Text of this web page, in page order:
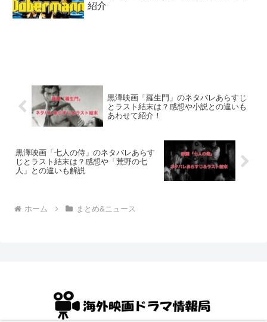
紹介
黒澤映画「羅生門」のネタバレあらすじ
とラスト結末は？感想や小説との違いも
あわせて紹介！
黒澤映画「七人の侍」のネタバレあらす
じとラスト結末は？感想や「荒野の七
人」との違いも解説
ホーム まとめ&ニュース